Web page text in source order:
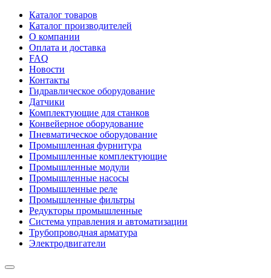
Каталог товаров
Каталог производителей
О компании
Оплата и доставка
FAQ
Новости
Контакты
Гидравлическое оборудование
Датчики
Комплектующие для станков
Конвейерное оборудование
Пневматическое оборудование
Промышленная фурнитура
Промышленные комплектующие
Промышленные модули
Промышленные насосы
Промышленные реле
Промышленные фильтры
Редукторы промышленные
Система управления и автоматизации
Трубопроводная арматура
Электродвигатели